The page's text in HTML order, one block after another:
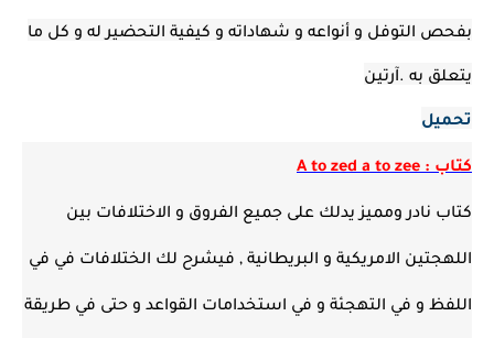
بفحص التوفل و أنواعه و شهاداته و كيفية التحضير له و كل ما
يتعلق به .آرتين
تحميل
كتاب : A to zed a to zee
كتاب نادر ومميز يدلك على جميع الفروق و الاختلافات بين
اللهجتين الامريكية و البريطانية , فيشرح لك الختلافات في في
اللفظ و في التهجئة و في استخدامات القواعد و حتى في طريقة